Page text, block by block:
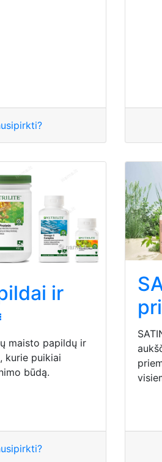
ir
maisto papildų ir
kurie puikiai
būdą.